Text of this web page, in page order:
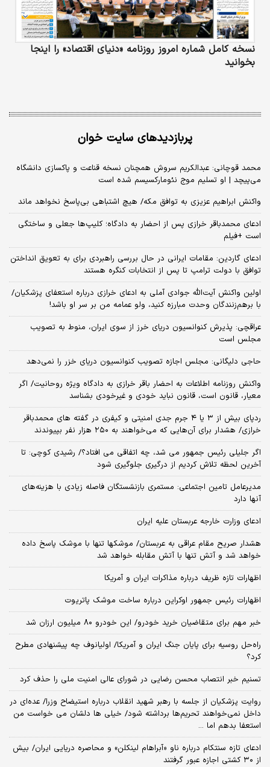
نسخه کامل شماره امروز روزنامه «دنیای‌ اقتصاد» را اینجا
بخوانید
پربازدیدهای سایت خوان
محمد قوچانی: عبدالکریم سروش همچنان نسخه قناعت و پاکسازی دانشگاه
می‌پیچد | او تسلیم موج نئومارکسیسم شده است
واکنش ابراهیم عزیزی به توافق مکه/ هیچ اشتباهی بی‌پاسخ نخواهد ماند
ادعای محمدباقر خرازی پس از احضار به دادگاه؛ کلیپ‌ها جعلی و ساختگی
است +فیلم
ادعای گاردین: مقامات ایرانی در حال بررسی راهبردی برای به تعویق انداختن
توافق با دولت ترامپ تا پس از انتخابات کنگره هستند
اولین واکنش آیت‌الله جوادی آملی به ادعای خرازی درباره استعفای پزشکیان/
با برهم‌زنندگان وحدت مبارزه کنید، ولو عمامه من بر سر او باشد!
عراقچی: پذیرش کنوانسیون دریای خرز از سوی ایران، منوط به تصویب
مجلس است
حاجی دلیگانی: مجلس اجازه تصویب کنوانسیون دریای خزر را نمی‌دهد
واکنش روزنامه اطلاعات به احضار باقر خرازی به دادگاه ویژه روحانیت/ اگر
معیار، قانون است، قانون نباید خودی و غیرخودی بشناسد
ردپای بیش از ۳ یا ۴ جرم جدی امنیتی و کیفری در گفته های محمدباقر
خرازی/ هشدار برای آن‌هایی که می‌خواهند به ۲۵۰ هزار نفر بپیوندند
اگر جلیلی رئیس جمهور می شد، چه اتفاقی می افتاد؟/ رشیدی کوچی: تا
آخرین لحظه تلاش کردیم از درگیری جلوگیری شود
مدیرعامل تامین اجتماعی: مستمری بازنشستگان فاصله زیادی با هزینه‌های
آنها دارد
ادعای وزارت خارجه عربستان علیه ایران
هشدار صریح مقام عراقی به عربستان/ موشکها تنها با موشک پاسخ داده
خواهد شد و آتش تنها با آتش مقابله خواهد شد
اظهارات تازه ظریف درباره مذاکرات ایران و آمریکا
اظهارات رئیس جمهور اوکراین درباره ساخت موشک پاتریوت
خبر مهم برای متقاضیان خرید خودرو/ این خودرو ۸۰ میلیون ارزان شد
راه‌حل روسیه برای پایان جنگ ایران و آمریکا/ اولیانوف چه پیشنهادی مطرح
کرد؟
تسنیم خبر انتصاب محسن رضایی در شورای عالی امنیت ملی را حذف کرد
روایت پزشکیان از جلسه با رهبر شهید انقلاب درباره استیضاح وزرا/ عده‌ای در
داخل نمی‌خواهند تحریم‌ها برداشته شود/ خیلی ها دلشان می خواست من
استعفا بدهم اما ...
ادعای تازه سنتکام درباره ناو «آبراهام لینکلن» و محاصره دریایی ایران/ بیش
از ۳۰ کشتی اجازه عبور گرفتند